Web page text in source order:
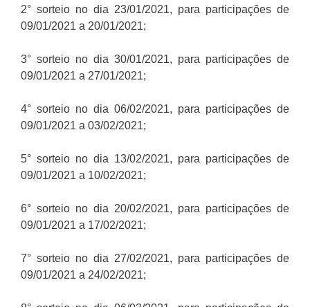
2° sorteio no dia 23/01/2021, para participações de
09/01/2021 a 20/01/2021;
3° sorteio no dia 30/01/2021, para participações de
09/01/2021 a 27/01/2021;
4° sorteio no dia 06/02/2021, para participações de
09/01/2021 a 03/02/2021;
5° sorteio no dia 13/02/2021, para participações de
09/01/2021 a 10/02/2021;
6° sorteio no dia 20/02/2021, para participações de
09/01/2021 a 17/02/2021;
7° sorteio no dia 27/02/2021, para participações de
09/01/2021 a 24/02/2021;